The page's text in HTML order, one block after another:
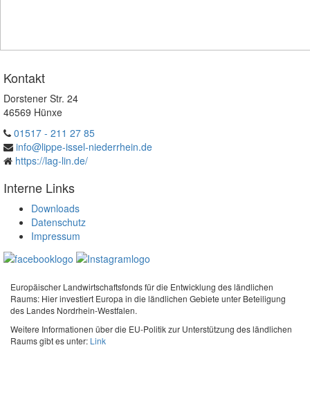
Kontakt
Dorstener Str. 24
46569 Hünxe
01517 - 211 27 85
info@lippe-issel-niederrhein.de
https://lag-lin.de/
Interne Links
Downloads
Datenschutz
Impressum
Europäischer Landwirtschaftsfonds für die Entwicklung des ländlichen
Raums: Hier investiert Europa in die ländlichen Gebiete unter Beteiligung
des Landes Nordrhein-Westfalen.
Weitere Informationen über die EU-Politik zur Unterstützung des ländlichen
Raums gibt es unter: Link